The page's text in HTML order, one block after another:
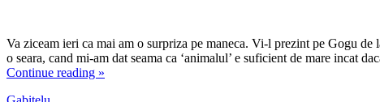
Va ziceam ieri ca mai am o surpriza pe maneca. Vi-l prezint pe Gogu
o seara, cand mi-am dat seama ca ‘animalul’ e suficient de mare incat
Continue reading »